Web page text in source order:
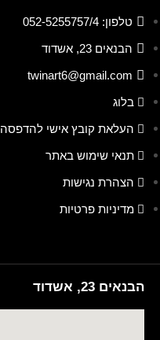
טלפון: 052-5255757/4
הבנאים 23, אשדוד
twinart6@gmail.com
בלוג
העלאת קובץ אישי להדפסה
תנאי שימוש באתר
הצהרת נגישות
מדיניות פרטיות
הבנאים 23, אשדוד